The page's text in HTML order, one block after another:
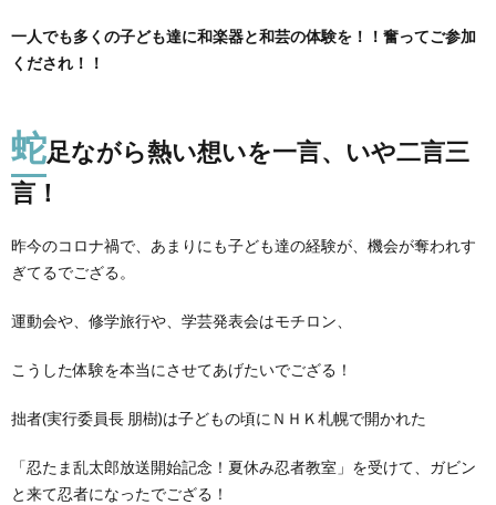
一人でも多くの子ども達に和楽器と和芸の体験を！！奮ってご参加
くだされ！！
蛇足ながら熱い想いを一言、いや二言三
言！
昨今のコロナ禍で、あまりにも子ども達の経験が、機会が奪われす
ぎてるでござる。
運動会や、修学旅行や、学芸発表会はモチロン、
こうした体験を本当にさせてあげたいでござる！
拙者(実行委員長 朋樹)は子どもの頃にＮＨＫ札幌で開かれた
「忍たま乱太郎放送開始記念！夏休み忍者教室」を受けて、ガビン
と来て忍者になったでござる！